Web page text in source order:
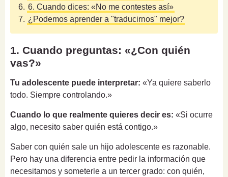
6. 6. Cuando dices: «No me contestes así»
7. ¿Podemos aprender a "traducirnos" mejor?
1. Cuando preguntas: «¿Con quién
vas?»
Tu adolescente puede interpretar: «Ya quiere saberlo
todo. Siempre controlando.»
Cuando lo que realmente quieres decir es: «Si ocurre
algo, necesito saber quién está contigo.»
Saber con quién sale un hijo adolescente es razonable.
Pero hay una diferencia entre pedir la información que
necesitamos y someterle a un tercer grado: con quién,